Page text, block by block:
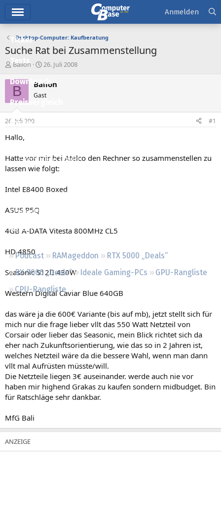
Ticker
Tests
Downloads
Preisvergleich
Forum
Aktuelles
Empfohlene Inhalte
Neueste Aktivitäten
Leserartikel
Regeln
Podcast RAMageddon
RTX 5000 „Deals“
RX 9000 „Deals“
Ideale Gaming-PCs
GPU-Rangliste
CPU-Rangliste
Anmelden
Desktop-Computer: Kaufberatung
Suche Rat bei Zusammenstellung
E
s
e
e
r
Balion
E
s
e
t
26. Juli 2008
B Balion
Gast
26. Juli 2008 #1
Hallo,
Hatte vor mir bei Atelco den Rechner so zusammenstellen zu
lassen wie folgt:
Intel E8400 Boxed
ASUS P5Q
4GB A-DATA Vitesta 800MHz CL5
HD 4850
Seasonic S12II 430W
Western Digital Caviar Blue 640GB
das wäre ja die 600€ Variante (bis auf mb), jetzt stellt sich für
mich nur die frage lieber vllt das 550 Watt Netzteil von
Corsair oder lieber das Seasonic, mein Blick richtet sich da
eher nach Zukunftsorientierung, wie das so in 2 Jahren ist,
welches Netzteil wäre da die bessere Wahl, wenn man dann
vllt mal Aufrüsten müsste/will.
Die Netzteile liegen 3€ auseinander. werde auch nie vor
haben mir highend Grakas zu kaufen sondern midbudget. Bin
für Ratschläge sehr dankbar.
MfG Bali